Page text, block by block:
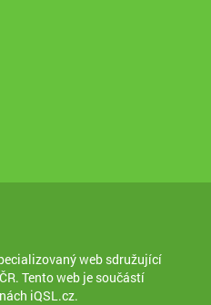
web sdružující
Tento web je součástí
iQSL.cz.